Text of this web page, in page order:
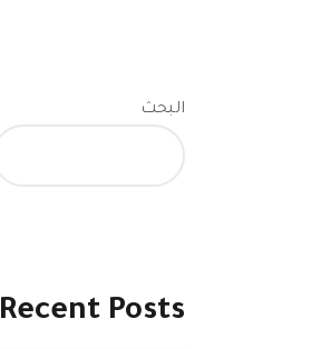
البحث
Recent Posts